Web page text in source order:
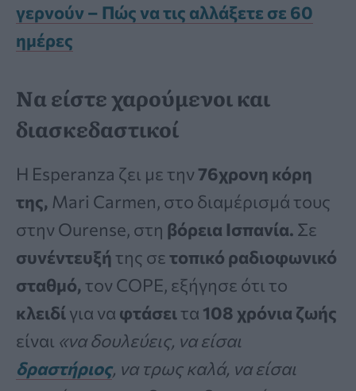
γερνούν – Πώς να τις αλλάξετε σε 60
ημέρες
Να είστε χαρούμενοι και
διασκεδαστικοί
Η Esperanza ζει με την 76χρονη κόρη
της, Mari Carmen, στο διαμέρισμά τους
στην Ourense, στη βόρεια Ισπανία. Σε
συνέντευξή της σετοπικό ραδιοφωνικό
σταθμό, τον COPE, εξήγησε ότι το
κλειδίγια να φτάσειτα 108 χρόνια ζωής
είναι «να δουλεύεις, να είσαι
δραστήριος, να τρως καλά, να είσαι